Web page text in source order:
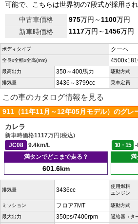
可能で、こちらは世界初の7段式が採用さ
中古車価格
975万円～1100万円
新車時価格
1117万円～1456万円
ボディタイプ クーペ
全長x全幅x全高(mm)
最高出力 350～400馬力 駆動方式
排気量 3436～3799cc 乗車定員
この車のカタログ情報を見る
911（11年11月～12年05月モデル）のグレ
カレラ
新車時価格1117万円(税込)
JC08
9.4km/L 10・15
満タンでどこまで走る？
601.6km
満
排気量 3436cc
使用燃料
エンジン
ミッション フロア7MT 駆動方式
最大出力 350ps/7400rpm 過給器（タ